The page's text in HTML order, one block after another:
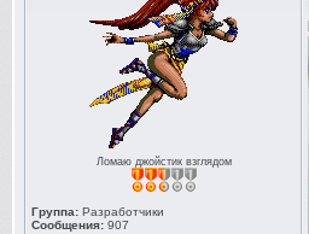
Ломаю джойстик взглядом
Группа: Разработчики
Сообщения: 907